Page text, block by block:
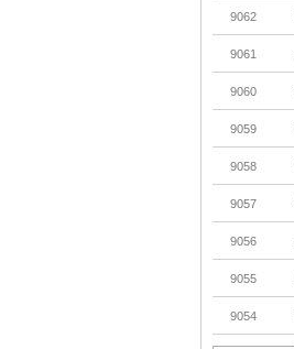
9062
9061
9060
9059
9058
9057
9056
9055
9054